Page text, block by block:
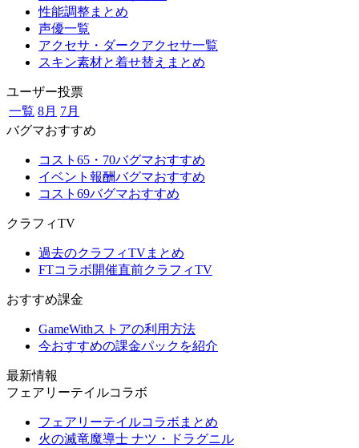
性能調整まとめ
声優一覧
アクセサ・ダークアクセサ一覧
スキン素材と着せ替えまとめ
ユーザー投票
一覧 8月 7月
バグマおすすめ
コスト65・70バグマおすすめ
イベント報酬バグマおすすめ
コスト69バグマおすすめ
クラフィTV
過去のクラフィTVまとめ
FTコラボ開催直前クラフィTV
おすすめ課金
GameWithストアの利用方法
今おすすめの課金パックを紹介
最新情報
フェアリーテイルコラボ
フェアリーテイルコラボまとめ
火の滅竜魔導士 ナツ・ドラグニル